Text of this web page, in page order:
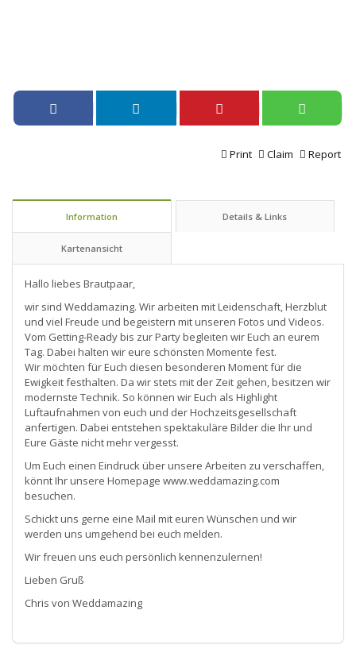
Report
Claim
Print
Information Details & Links
Kartenansicht
Hallo liebes Brautpaar,
wir sind Weddamazing. Wir arbeiten mit Leidenschaft, Herzblut
und viel Freude und begeistern mit unseren Fotos und Videos.
Vom Getting-Ready bis zur Party begleiten wir Euch an eurem
Tag. Dabei halten wir eure schönsten Momente fest.
Wir möchten für Euch diesen besonderen Moment für die
Ewigkeit festhalten. Da wir stets mit der Zeit gehen, besitzen wir
modernste Technik. So können wir Euch als Highlight
Luftaufnahmen von euch und der Hochzeitsgesellschaft
anfertigen. Dabei entstehen spektakuläre Bilder die Ihr und
Eure Gäste nicht mehr vergesst.
Um Euch einen Eindruck über unsere Arbeiten zu verschaffen,
könnt Ihr unsere Homepage www.weddamazing.com
besuchen.
Schickt uns gerne eine Mail mit euren Wünschen und wir
werden uns umgehend bei euch melden.
Wir freuen uns euch persönlich kennenzulernen!
Lieben Gruß
Chris von Weddamazing